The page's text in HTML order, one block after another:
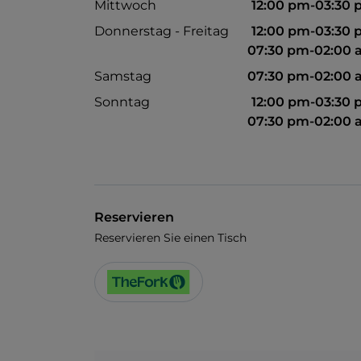
Mittwoch
12:00 pm-03:30
Donnerstag - Freitag
12:00 pm-03:30
07:30 pm-02:00
Samstag
07:30 pm-02:00
Sonntag
12:00 pm-03:30
07:30 pm-02:00
Reservieren
Reservieren Sie einen Tisch